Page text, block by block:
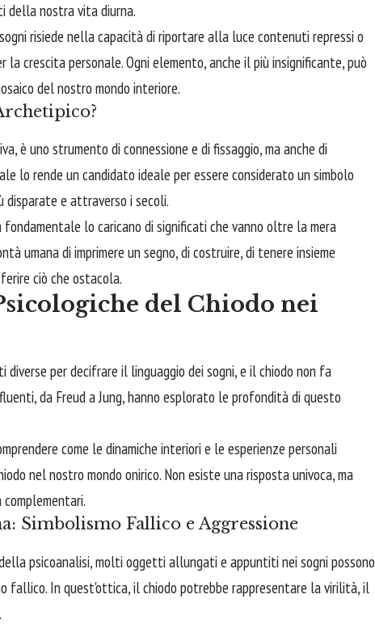
della nostra vita diurna.
risiede nella capacità di riportare alla luce contenuti repressi o
crescita personale. Ogni elemento, anche il più insignificante, può
del nostro mondo interiore.
è uno strumento di connessione e di fissaggio, ma anche di
lo rende un candidato ideale per essere considerato un simbolo
e attraverso i secoli.
lo caricano di significati che vanno oltre la mera
umana di imprimere un segno, di costruire, di tenere insieme
ciò che ostacola.
del Chiodo nei
per decifrare il linguaggio dei sogni, e il chiodo non fa
da Freud a Jung, hanno esplorato le profondità di questo
come le dinamiche interiori e le esperienze personali
nel nostro mondo onirico. Non esiste una risposta univoca, ma
Simbolismo Fallico e Aggressione
psicoanalisi, molti oggetti allungati e appuntiti nei sogni possono
fallico. In quest'ottica, il chiodo potrebbe rappresentare la virilità, il